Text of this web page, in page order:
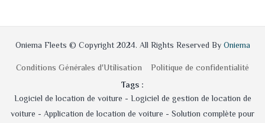
Oniema Fleets © Copyright 2024. All Rights Reserved ByOniema
Conditions Générales d'Utilisation
Politique de confidentialité
Tags :
Logiciel de location de voiture - Logiciel de gestion de location de
voiture - Application de location de voiture - Solution complète pour